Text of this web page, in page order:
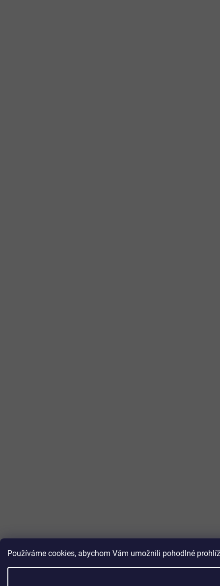
Používáme cookies, abychom Vám umožnili pohodlné